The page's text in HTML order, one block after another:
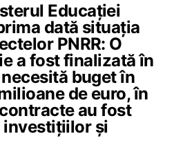
Educației
dată situația
PNRR: O
a fost finalizată în
buget în
de euro, în
au fost
investițiilor și